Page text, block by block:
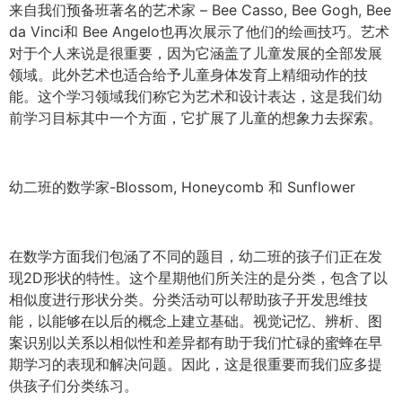
来自我们预备班著名的艺术家 – Bee Casso, Bee Gogh, Bee
da Vinci和 Bee Angelo也再次展示了他们的绘画技巧。艺术
对于个人来说是很重要，因为它涵盖了儿童发展的全部发展
领域。此外艺术也适合给予儿童身体发育上精细动作的技
能。这个学习领域我们称它为艺术和设计表达，这是我们幼
前学习目标其中一个方面，它扩展了儿童的想象力去探索。
幼二班的数学家-Blossom, Honeycomb 和 Sunflower
在数学方面我们包涵了不同的题目，幼二班的孩子们正在发
现2D形状的特性。这个星期他们所关注的是分类，包含了以
相似度进行形状分类。分类活动可以帮助孩子开发思维技
能，以能够在以后的概念上建立基础。视觉记忆、辨析、图
案识别以关系以相似性和差异都有助于我们忙碌的蜜蜂在早
期学习的表现和解决问题。因此，这是很重要而我们应多提
供孩子们分类练习。